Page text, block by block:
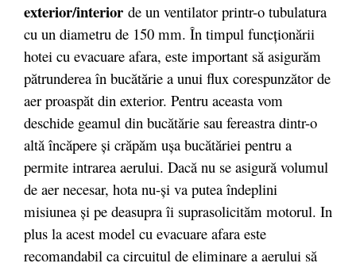
exterior/interior de un ventilator printr-o tubulatura
cu un diametru de 150 mm. În timpul funcţionării
hotei cu evacuare afara, este important să asigurăm
pătrunderea în bucătărie a unui flux corespunzător de
aer proaspăt din exterior. Pentru aceasta vom
deschide geamul din bucătărie sau fereastra dintr-o
altă încăpere şi crăpăm uşa bucătăriei pentru a
permite intrarea aerului. Dacă nu se asigură volumul
de aer necesar, hota nu-şi va putea îndeplini
misiunea şi pe deasupra îi suprasolicităm motorul. In
plus la acest model cu evacuare afara este
recomandabil ca circuitul de eliminare a aerului să